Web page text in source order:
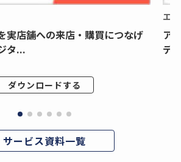
実店舗への来店・購買につなげ
タ...
ダウンロードする
エ
ア
デ
サービス資料一覧